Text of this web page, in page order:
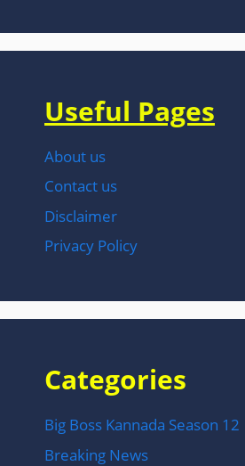
Useful Pages
About us
Contact us
Disclaimer
Privacy Policy
Categories
Big Boss Kannada Season 12
Breaking News